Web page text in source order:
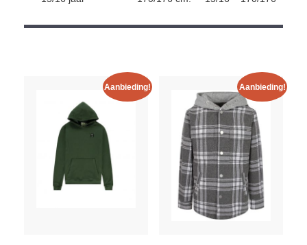
Aanbieding! Aanbieding!